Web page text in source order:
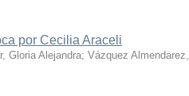
por Cecilia Araceli
Gloria Alejandra; Vázquez